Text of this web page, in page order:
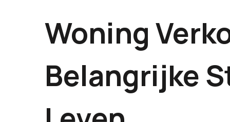
Woning
Belangrijke